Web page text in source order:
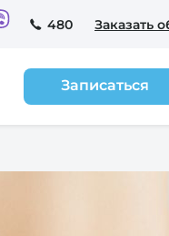
480 Заказать
Записаться